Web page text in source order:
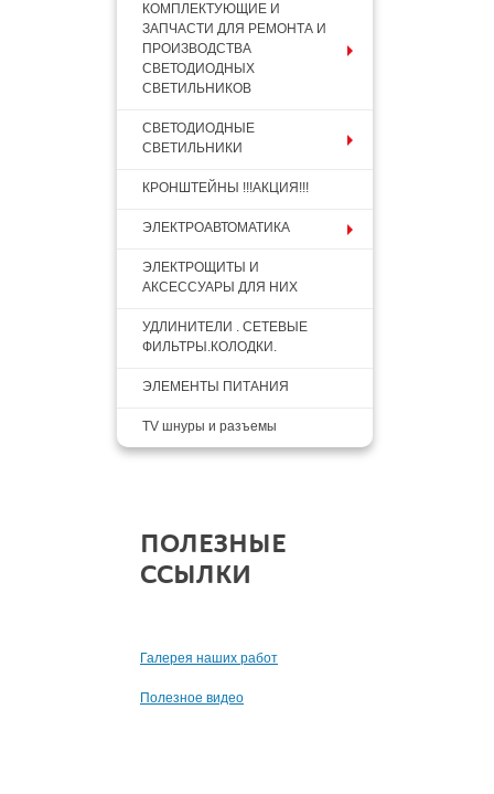
КОМПЛЕКТУЮЩИЕ И
ЗАПЧАСТИ ДЛЯ РЕМОНТА И
ПРОИЗВОДСТВА
СВЕТОДИОДНЫХ
СВЕТИЛЬНИКОВ
СВЕТОДИОДНЫЕ
СВЕТИЛЬНИКИ
КРОНШТЕЙНЫ !!!АКЦИЯ!!!
ЭЛЕКТРОАВТОМАТИКА
ЭЛЕКТРОЩИТЫ И
АКСЕССУАРЫ ДЛЯ НИХ
УДЛИНИТЕЛИ . СЕТЕВЫЕ
ФИЛЬТРЫ.КОЛОДКИ.
ЭЛЕМЕНТЫ ПИТАНИЯ
TV шнуры и разъемы
ПОЛЕЗНЫЕ
ССЫЛКИ
Галерея наших работ
Полезное видео